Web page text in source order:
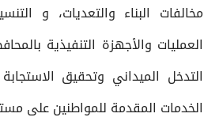
مخالفات البناء والتعديات، و
العمليات والأجهزة التنفيذية
التدخل الميداني وتحقيق
الخدمات المقدمة للمواطنين على